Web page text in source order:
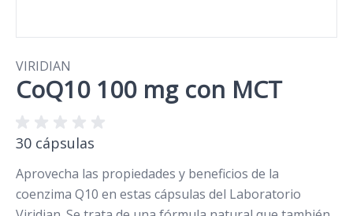
VIRIDIAN
CoQ10 100 mg con MCT
30 cápsulas
Aprovecha las propiedades y beneficios de la
coenzima Q10 en estas cápsulas del Laboratorio